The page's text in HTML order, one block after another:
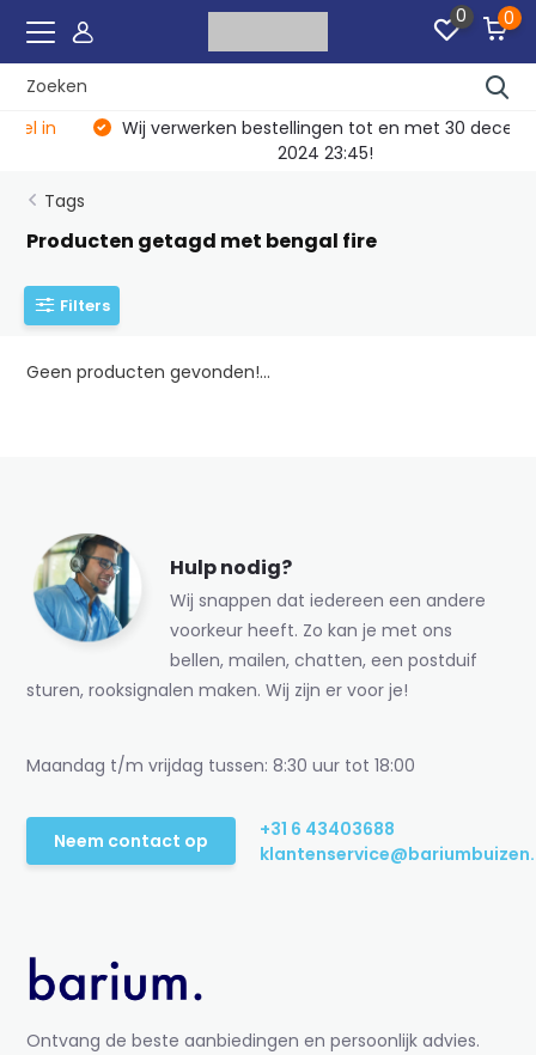
0 0
Wij verwerken bestellingen tot en met 30 december
2024 23:45!
Tags
Producten getagd met bengal fire
Filters
Geen producten gevonden!...
Hulp nodig?
Wij snappen dat iedereen een andere
voorkeur heeft. Zo kan je met ons
bellen, mailen, chatten, een postduif
sturen, rooksignalen maken. Wij zijn er voor je!
Maandag t/m vrijdag tussen: 8:30 uur tot 18:00
Neem contact op
+31 6 43403688
Ontvang de beste aanbiedingen en persoonlijk advies.